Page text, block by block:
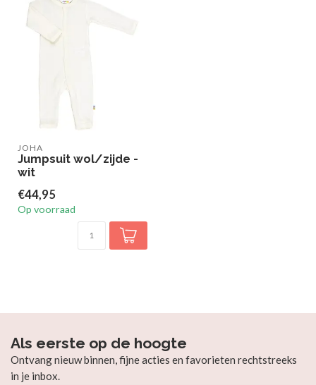
JOHA
Jumpsuit wol/zijde -
wit
€44,95
Op voorraad
Als eerste op de hoogte
Ontvang nieuw binnen, fijne acties en favorieten rechtstreeks
in je inbox.